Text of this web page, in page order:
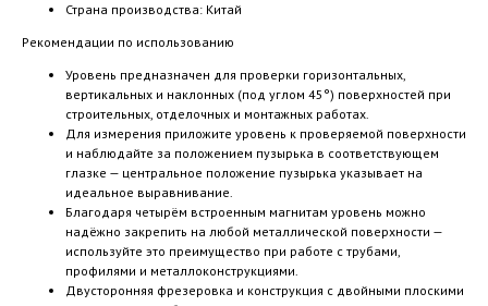
Страна производства: Китай
Рекомендации по использованию
Уровень предназначен для проверки горизонтальных,
вертикальных и наклонных (под углом 45°) поверхностей при
строительных, отделочных и монтажных работах.
Для измерения приложите уровень к проверяемой поверхности
и наблюдайте за положением пузырька в соответствующем
глазке — центральное положение пузырька указывает на
идеальное выравнивание.
Благодаря четырём встроенным магнитам уровень можно
надёжно закрепить на любой металлической поверхности —
используйте это преимущество при работе с трубами,
профилями и металлоконструкциями.
Двусторонняя фрезеровка и конструкция с двойными плоскими